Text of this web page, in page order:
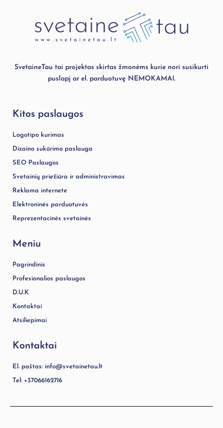
SvetaineTau tai projektas skirtas žmonėms kurie nori susikurti
puslapį ar el. parduotuvę NEMOKAMAI.
Kitos paslaugos
Logotipo kurimas
Dizaino sukūrimo paslauga
SEO Paslaugos
Svetainių priežiūra ir administravimas
Reklama internete
Elektroninės parduotuvės
Reprezentacinės svetainės
Meniu
Pagrindinis
Profesionalios paslaugos
D.U.K
Kontaktai
Atsiliepimai
Kontaktai
El. paštas: info@svetainetau.lt
Tel: +37066162716